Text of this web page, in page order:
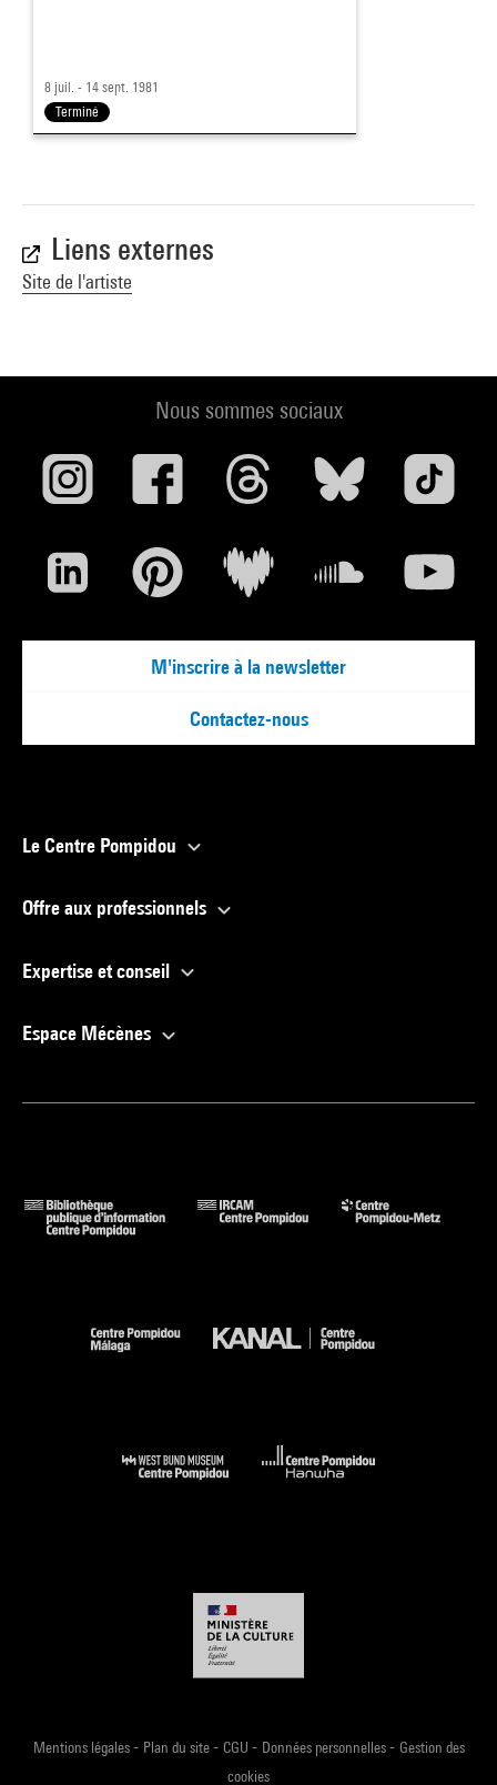
8 juil. - 14 sept. 1981
Terminé
Liens externes
Site de l'artiste
Nous sommes sociaux
M'inscrire à la newsletter
Contactez-nous
Le Centre Pompidou
Offre aux professionnels
Expertise et conseil
Espace Mécènes
Mentions légales- Plan du site- CGU - Données personnelles- Gestion des
cookies